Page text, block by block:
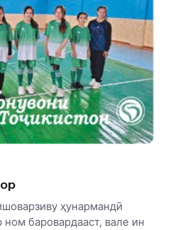
ҳунармандӣ
баровардааст, вале ин